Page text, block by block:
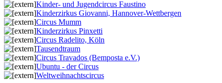
Kinder- und Jugendcircus Faustino
Kinderzirkus Giovanni, Hannover-Wettbergen
Circus Mumm
Kinderzirkus Pinxetti
Circus Radelito, Köln
Tausendtraum
Circus Travados (Bemposta e.V.)
Ubuntu - der Circus
Weltweihnachtscircus